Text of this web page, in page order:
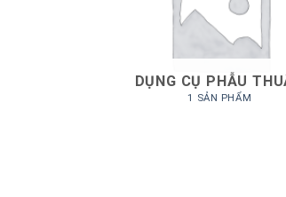
DỤNG CỤ PHẪU
1 SẢN PHẨM